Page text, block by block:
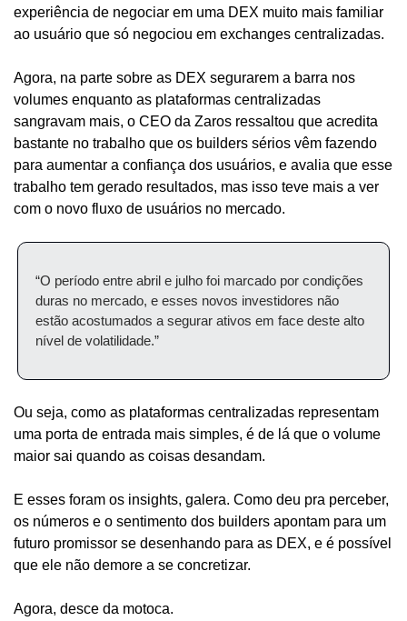
experiência de negociar em uma DEX muito mais familiar
ao usuário que só negociou em exchanges centralizadas.
Agora, na parte sobre as DEX segurarem a barra nos
volumes enquanto as plataformas centralizadas
sangravam mais, o CEO da Zaros ressaltou que acredita
bastante no trabalho que os builders sérios vêm fazendo
para aumentar a confiança dos usuários, e avalia que esse
trabalho tem gerado resultados, mas isso teve mais a ver
com o novo fluxo de usuários no mercado.
“O período entre abril e julho foi marcado por condições
duras no mercado, e esses novos investidores não
estão acostumados a segurar ativos em face deste alto
nível de volatilidade.”
Ou seja, como as plataformas centralizadas representam
uma porta de entrada mais simples, é de lá que o volume
maior sai quando as coisas desandam.
E esses foram os insights, galera. Como deu pra perceber,
os números e o sentimento dos builders apontam para um
futuro promissor se desenhando para as DEX, e é possível
que ele não demore a se concretizar.
Agora, desce da motoca.